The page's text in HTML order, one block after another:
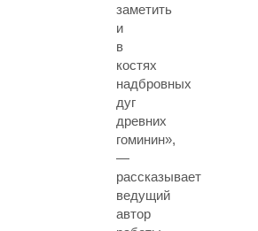
заметить
и
в
костях
надбровных
дуг
древних
гоминин»,
—
рассказывает
ведущий
автор